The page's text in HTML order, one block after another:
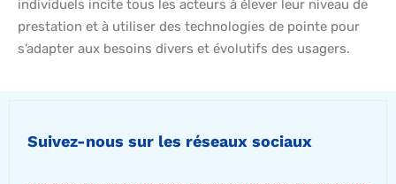
individuels incite tous les acteurs à élever leur niveau de
prestation et à utiliser des technologies de pointe pour
s’adapter aux besoins divers et évolutifs des usagers.
Suivez-nous sur les réseaux sociaux